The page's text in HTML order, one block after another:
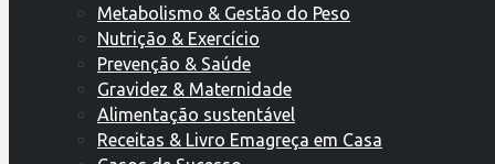
Metabolismo & Gestão do Peso
Nutrição & Exercício
Prevenção & Saúde
Gravidez & Maternidade
Alimentação sustentável
Receitas & Livro Emagreça em Casa